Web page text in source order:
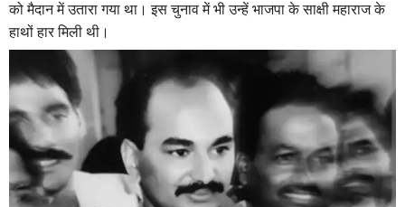
को मैदान में उतारा गया था। इस चुनाव में भी उन्हें भाजपा के साक्षी महाराज के
हाथों हार मिली थी।